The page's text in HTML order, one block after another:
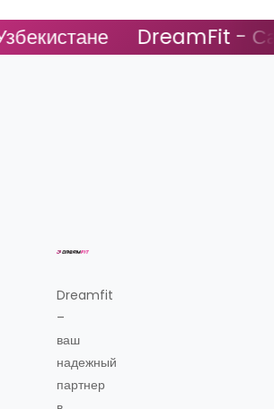
DreamFit - Самый
Dreamfit
–
ваш
надежный
партнер